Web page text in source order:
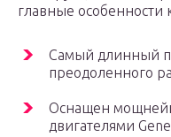
главные особенности
Самый длинный
преодоленного
Оснащен
двигателями